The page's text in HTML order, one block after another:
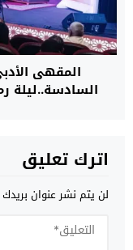
المقهى
السادسة..ليلة
اترك تعليق
لن يتم نشر عنوان بريدك